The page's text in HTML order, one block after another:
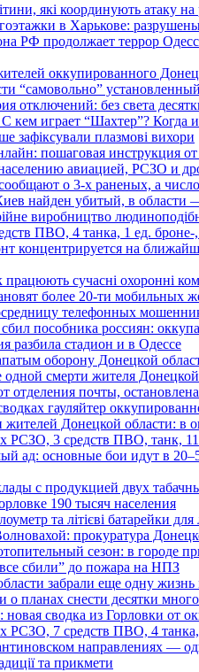
які координують атаку
в Харькове:
РФ продолжает террор
оккупированного
“самовольно”
отключений: без света
играет “Шахтер”? Когда и
зафіксували плазмові вихори
пошаговая инструкция
авиацией, РСЗО и
о 3-х раненых, а
найден убитый, в области
виробництво
ПВО, 4 танка, 1 ед. броне-
концентрируется на
сучасні охоронні
более 20-ти мобильных
телефонных
пособника россиян:
разбила стадион и в Одессе
оборону Донецкой
смерти жителя
отделения почты,
гауляйтер
жителей Донецкой области: в
РСЗО, 3 средств ПВО, танк,
ад: основные бои идут в
с продукцией двух
190 тысяч населения
та літієві батарейки для
прокуратура
сезон: в городе
сбили” до пожара на НПЗ
забрали еще одну жизнь
о планах снести десятки
сводка из Горловки от
РСЗО, 7 средств ПВО, 4
направлениях —
та прикмети